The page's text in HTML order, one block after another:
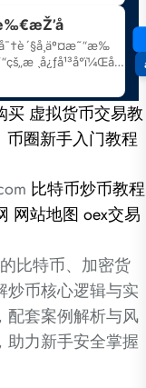
买虚拟货币交易教
币圈新手入门教程
比特币炒币教程
网站地图 oex交易
比特币、加密货
炒币核心逻辑与实
配套案例解析与风
助力新手安全掌握